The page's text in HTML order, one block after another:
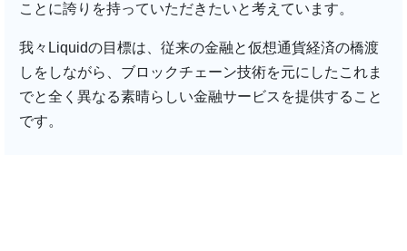
ことに誇りを持っていただきたいと考えています。
我々Liquidの目標は、従来の金融と仮想通貨経済の橋渡
しをしながら、ブロックチェーン技術を元にしたこれま
でと全く異なる素晴らしい金融サービスを提供すること
です。